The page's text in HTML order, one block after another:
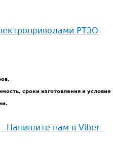
РТЗО
сроки изготовления и условия
Напишите нам в Viber